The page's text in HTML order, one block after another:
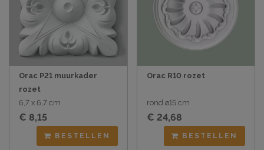
Orac P21 muurkader
rozet
6,7 x 6,7 cm
€ 8,15
BESTELLEN
Orac R10 rozet
rond ø15 cm
€ 24,68
BESTELLEN